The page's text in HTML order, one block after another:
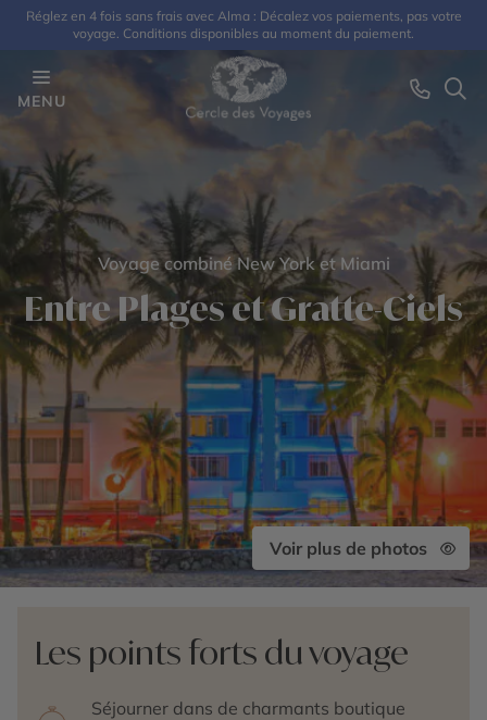
Réglez en 4 fois sans frais avec Alma : Décalez vos paiements, pas votre
voyage. Conditions disponibles au moment du paiement.
MENU
Voyage combiné New York et Miami
Entre Plages et Gratte-Ciels
Voir plus de photos
Les points forts du voyage
Séjourner dans de charmants boutique